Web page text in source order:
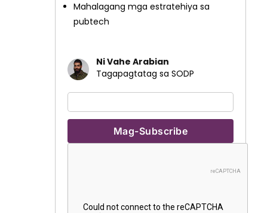
Mahalagang mga estratehiya sa
pubtech
Ni Vahe Arabian
Tagapagtatag sa SODP